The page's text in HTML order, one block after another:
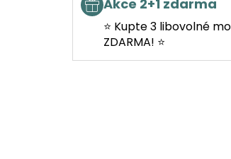
Akce 2+1 zdarma
⭐ Kupte 3 libovolné
ZDARMA! ⭐